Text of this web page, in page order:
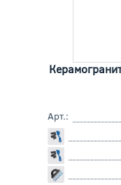
Арт.: